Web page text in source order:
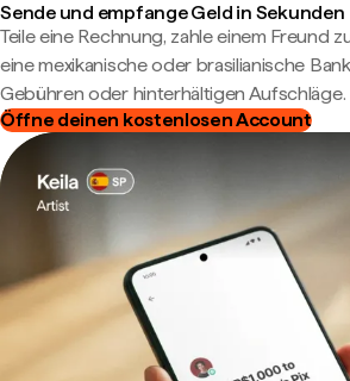
Sende und empfange Geld in Sekunden
Teile eine Rechnung, zahle einem Freund
eine mexikanische oder brasilianische
Gebühren oder hinterhältigen Aufschläge.
Öffne deinen kostenlosen Account